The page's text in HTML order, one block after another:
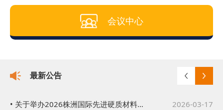
会议中心
最新公告 2026-03-17
• 关于举办2026全球切削工具经销商大会的公告 2026-03-19